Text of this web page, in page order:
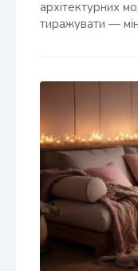
архітектурних
тиражувати —